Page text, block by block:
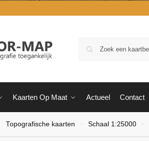
Kaarten Op Maat Actueel Contact
Topografische kaarten - Schaal 1:25000 -